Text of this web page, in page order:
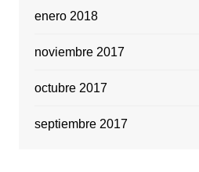
enero 2018
noviembre 2017
octubre 2017
septiembre 2017